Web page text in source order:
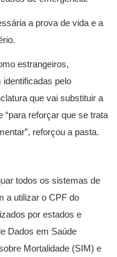
a prova de vida e a
estrangeiros,
identificadas pelo
que vai substituir a
“para reforçar que se trata
reforçou a pasta.
todos os sistemas de
a utilizar o CPF do
por estados e
Dados em Saúde
Mortalidade (SIM) e